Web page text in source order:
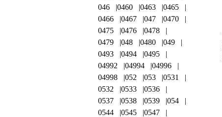
046
0460 0463
0465
0466
0467 047
0470
0475
0476
0478
0479
048 0480
049
0493
0494
0495
04992
04994
04996
04998
052 053
0531
0532
0533
0536
0537
0538 0539
054
0544
0545
0547